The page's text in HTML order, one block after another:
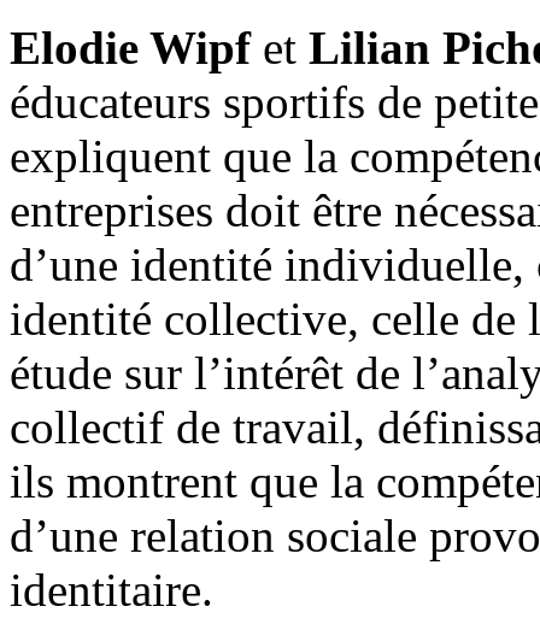
Elodie Wipfet Lilian
éducateurs sportifs de
expliquent que la
entreprises doit être
d’une identité individuelle,
identité collective, celle de
étude sur l’intérêt de
collectif de travail,
ils montrent que la
d’une relation sociale
identitaire.